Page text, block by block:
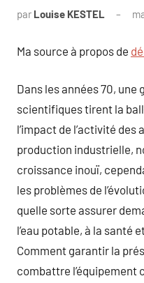
par Louise KESTEL
Ma source à propos de
Dans les années 70, une
scientifiques tirent la
l’impact de l’activité
production industrielle,
croissance inouï,
les problèmes de
quelle sorte assurer
l’eau potable, à la santé
Comment garantir la
combattre l’équipement